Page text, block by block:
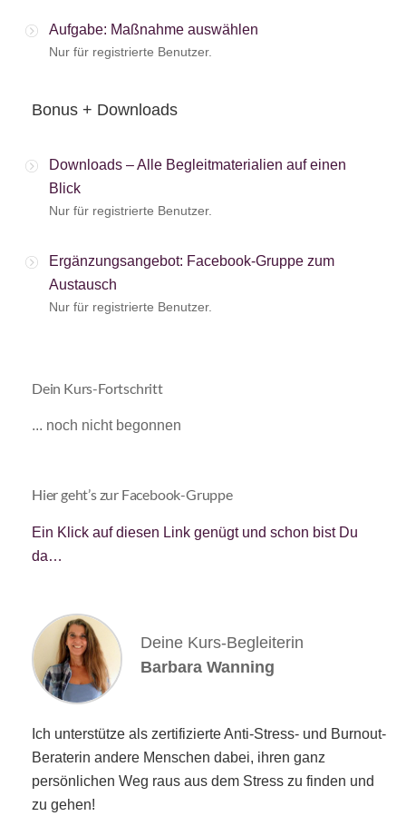
Aufgabe: Maßnahme auswählen
Nur für registrierte Benutzer.
Bonus + Downloads
Downloads – Alle Begleitmaterialien auf einen
Blick
Nur für registrierte Benutzer.
Ergänzungsangebot: Facebook-Gruppe zum
Austausch
Nur für registrierte Benutzer.
Dein Kurs-Fortschritt
... noch nicht begonnen
Hier geht’s zur Facebook-Gruppe
Ein Klick auf diesen Link genügt und schon bist Du
da…
Deine Kurs-Begleiterin
Barbara Wanning
Ich unterstütze als zertifizierte Anti-Stress- und Burnout-
Beraterin andere Menschen dabei, ihren ganz
persönlichen Weg raus aus dem Stress zu finden und
zu gehen!